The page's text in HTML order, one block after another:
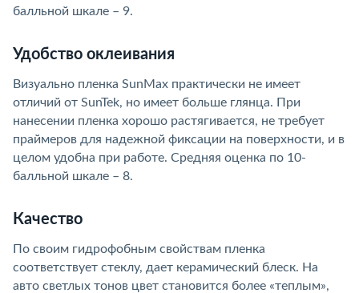
балльной шкале – 9.
Удобство оклеивания
Визуально пленка SunMax практически не имеет
отличий от SunTek, но имеет больше глянца. При
нанесении пленка хорошо растягивается, не требует
праймеров для надежной фиксации на поверхности, и в
целом удобна при работе. Средняя оценка по 10-
балльной шкале – 8.
Качество
По своим гидрофобным свойствам пленка
соответствует стеклу, дает керамический блеск. На
авто светлых тонов цвет становится более «теплым»,